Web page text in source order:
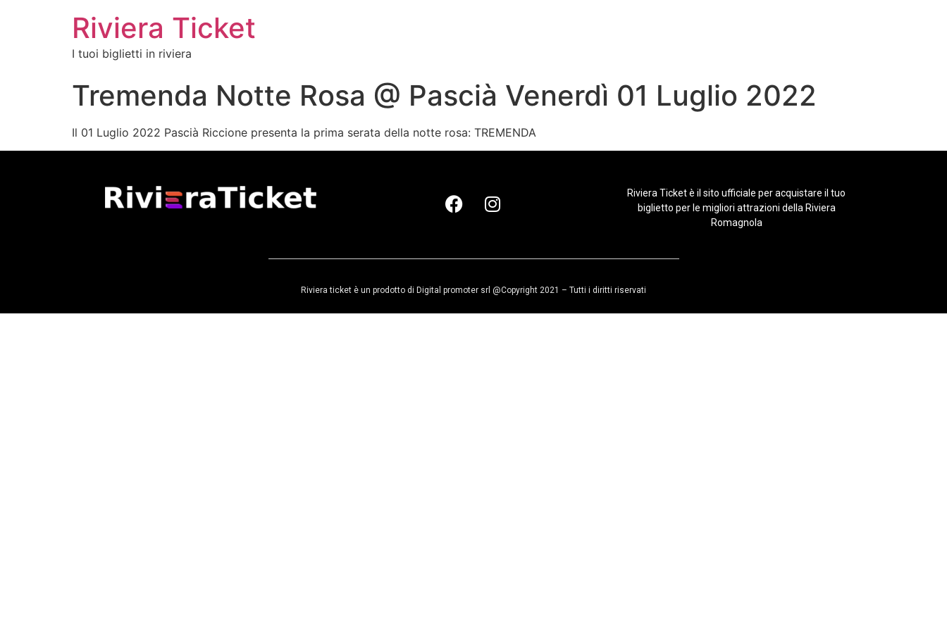
Riviera Ticket
I tuoi biglietti in riviera
Tremenda Notte Rosa @ Pascià Venerdì 01 Luglio 2022
Il 01 Luglio 2022 Pascià Riccione presenta la prima serata della notte rosa: TREMENDA
Riviera Ticket è il sito ufficiale per acquistare il tuo
biglietto per le migliori attrazioni della Riviera
Romagnola
Riviera ticket è un prodotto di Digital promoter srl @Copyright 2021 – Tutti i diritti riservati